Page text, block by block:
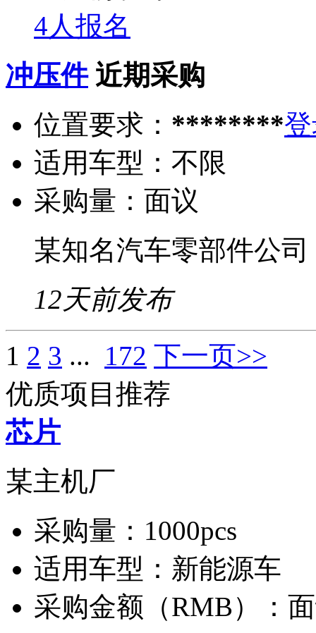
4人报名
冲压件 近期采购
位置要求： ********
适用车型： 不限
采购量： 面议
某知名汽车零部件公司
12天前发布
1 2 3 ... 172 下一页>>
优质项目推荐
芯片
某主机厂
采购量： 1000pcs
适用车型： 新能源车
采购金额（RMB）：